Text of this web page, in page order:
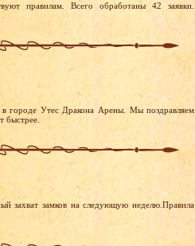
правилам. Всего обработаны 42 заявки.
городе Утес Дракона Арены. Мы поздравляем
быстрее.
захват замков на следующую неделю.Правила